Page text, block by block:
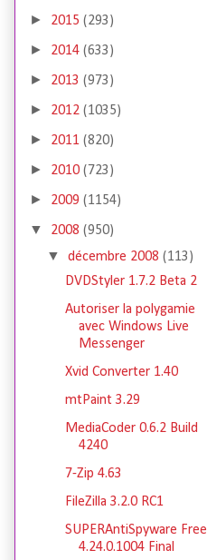
► 2015 (293)
► 2014 (633)
► 2013 (973)
► 2012 (1035)
► 2011 (820)
► 2010 (723)
► 2009 (1154)
▼ 2008 (950)
▼décembre 2008(113)
DVDStyler 1.7.2 Beta 2
Autoriser la polygamie
avec Windows Live
Messenger
Xvid Converter 1.40
mtPaint 3.29
MediaCoder 0.6.2 Build
4240
7-Zip 4.63
FileZilla 3.2.0 RC1
SUPERAntiSpyware Free
4.24.0.1004 Final